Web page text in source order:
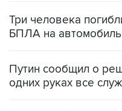
Три человека
БПЛА на
Путин сообщил о
одних руках все